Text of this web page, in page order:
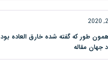
طور که گفته شده خارق العاده
مقاله